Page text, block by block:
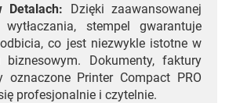
Detalach: Dzięki zaawansowanej
wytłaczania, stempel gwarantuje
co jest niezwykle istotne w
biznesowym. Dokumenty, faktury
oznaczone Printer Compact PRO
profesjonalnie i czytelnie.